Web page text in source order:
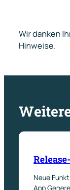
Wir danken
Hinweise.
Neue
App